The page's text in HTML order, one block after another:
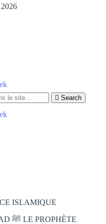
Search
ISLAMIQUE
MOUHAMMAD ﷺ LE PROPHÈTE